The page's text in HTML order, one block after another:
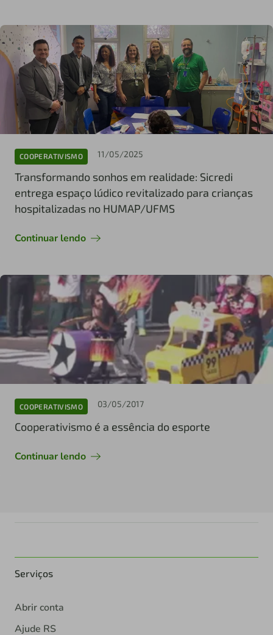
COOPERATIVISMO 11/05/2025
Transformando sonhos em realidade: Sicredi
entrega espaço lúdico revitalizado para crianças
hospitalizadas no HUMAP/UFMS
Continuar lendo
COOPERATIVISMO 03/05/2017
Cooperativismo é a essência do esporte
Continuar lendo
Serviços
Abrir conta
Ajude RS